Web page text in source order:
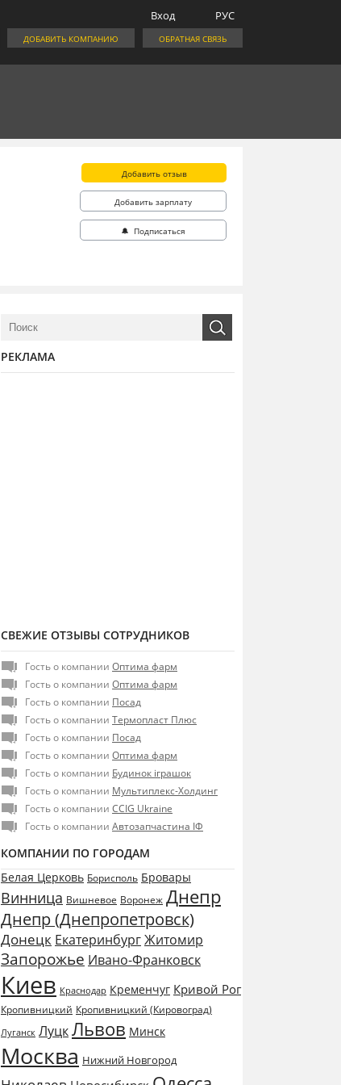
РУС
Вход
ОБРАТНАЯ СВЯЗЬ
ДОБАВИТЬ КОМПАНИЮ
Добавить отзыв
Добавить зарплату
🔔 Подписаться
РЕКЛАМА
СВЕЖИЕ ОТЗЫВЫ СОТРУДНИКОВ
Гость о компании Оптима фарм
Гость о компании Оптима фарм
Гость о компании Посад
Гость о компании Термопласт Плюс
Гость о компании Посад
Гость о компании Оптима фарм
Гость о компании Будинок іграшок
Гость о компании Мультиплекс-Холдинг
Гость о компании CCIG Ukraine
Гость о компании Автозапчастина ІФ
КОМПАНИИ ПО ГОРОДАМ
Белая Церковь Борисполь Бровары
Винница Вишневое Воронеж Днепр
Днепр (Днепропетровск)
Донецк ЕкатеринбургЖитомир
Запорожье Ивано-Франковск
Киев Краснодар Кременчуг Кривой Рог
Кропивницкий Кропивницкий (Кировоград)
Луганск ЛуцкЛьвов Минск
Москва Нижний Новгород